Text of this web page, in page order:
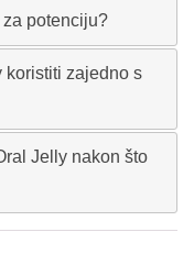
potenciju?
koristiti zajedno s
Jelly nakon što